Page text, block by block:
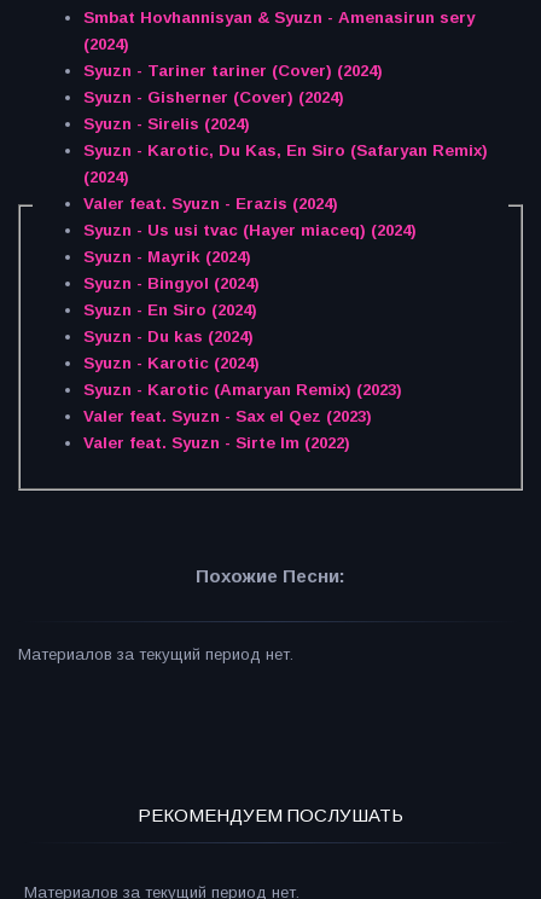
Smbat Hovhannisyan & Syuzn - Amenasirun sery
(2024)
Syuzn - Tariner tariner (Cover) (2024)
Syuzn - Gisherner (Cover) (2024)
Syuzn - Sirelis (2024)
Syuzn - Karotic, Du Kas, En Siro (Safaryan Remix)
(2024)
Valer feat. Syuzn - Erazis (2024)
Syuzn - Us usi tvac (Hayer miaceq) (2024)
Syuzn - Mayrik (2024)
Syuzn - Bingyol (2024)
Syuzn - En Siro (2024)
Syuzn - Du kas (2024)
Syuzn - Karotic (2024)
Syuzn - Karotic (Amaryan Remix) (2023)
Valer feat. Syuzn - Sax el Qez (2023)
Valer feat. Syuzn - Sirte Im (2022)
Похожие Песни:
Материалов за текущий период нет.
РЕКОМЕНДУЕМ ПОСЛУШАТЬ
Материалов за текущий период нет.